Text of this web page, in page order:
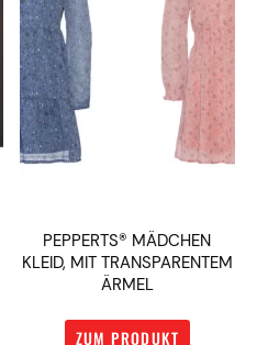
PEPPERTS® MÄDCHEN
KLEID, MIT TRANSPARENTEM
ÄRMEL
ZUM PRODUKT